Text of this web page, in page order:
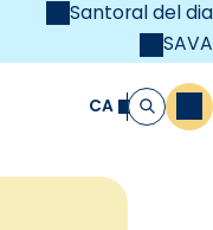
Santoral del dia
SAVA
CA Cerca